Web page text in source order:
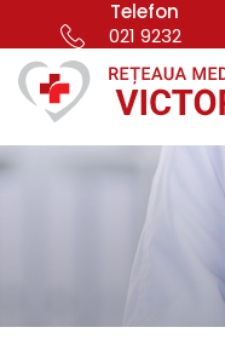
Telefon
021 9232